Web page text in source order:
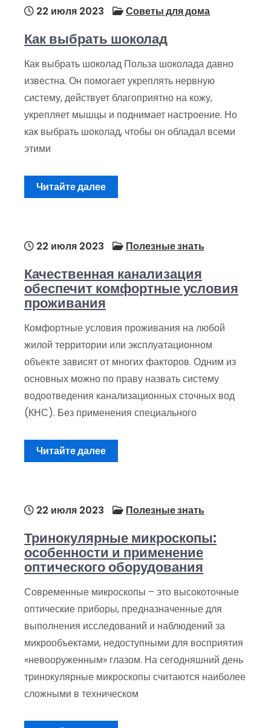
22 июля 2023 Советы для дома
Как выбрать шоколад
Как выбрать шоколад Польза шоколада давно
известна. Он помогает укреплять нервную
систему, действует благоприятно на кожу,
укрепляет мышцы и поднимает настроение. Но
как выбрать шоколад, чтобы он обладал всеми
этими
Читайте далее
22 июля 2023 Полезные знать
Качественная канализация
обеспечит комфортные условия
проживания
Комфортные условия проживания на любой
жилой территории или эксплуатационном
объекте зависят от многих факторов. Одним из
основных можно по праву назвать систему
водоотведения канализационных сточных вод
(КНС). Без применения специального
Читайте далее
22 июля 2023 Полезные знать
Тринокулярные микроскопы:
особенности и применение
оптического оборудования
Современные микроскопы – это высокоточные
оптические приборы, предназначенные для
выполнения исследований и наблюдений за
микрообъектами, недоступными для восприятия
«невооруженным» глазом. На сегодняшний день
тринокулярные микроскопы считаются наиболее
сложными в техническом